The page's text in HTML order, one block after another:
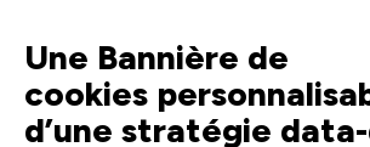
Une Bannière de
cookies
d’une stratégie